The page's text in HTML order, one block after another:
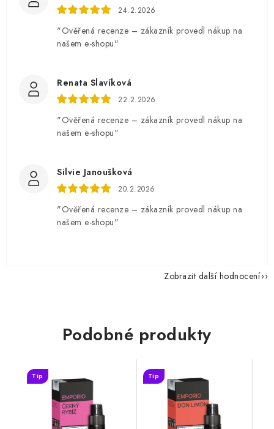
24.2.2026
"Ověřená recenze – zákazník provedl nákup na
našem e-shopu"
Renata Slavíková
22.2.2026
"Ověřená recenze – zákazník provedl nákup na
našem e-shopu"
Silvie Janoušková
20.2.2026
"Ověřená recenze – zákazník provedl nákup na
našem e-shopu"
Zobrazit další hodnocení
Podobné produkty
Tip Tip